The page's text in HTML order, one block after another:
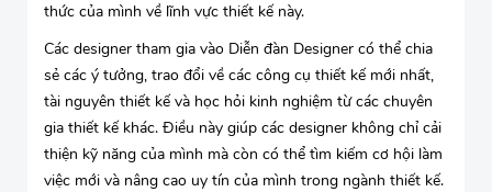
thức của mình về lĩnh vực thiết kế này.
Các designer tham gia vào Diễn đàn Designer có thể chia
sẻ các ý tưởng, trao đổi về các công cụ thiết kế mới nhất,
tài nguyên thiết kế và học hỏi kinh nghiệm từ các chuyên
gia thiết kế khác. Điều này giúp các designer không chỉ cải
thiện kỹ năng của mình mà còn có thể tìm kiếm cơ hội làm
việc mới và nâng cao uy tín của mình trong ngành thiết kế.